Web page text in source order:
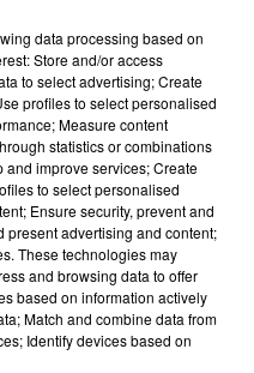
data processing based on
Store and/or access
to select advertising; Create
profiles to select personalised
Measure content
statistics or combinations
and improve services; Create
to select personalised
Ensure security, prevent and
present advertising and content;
These technologies may
and browsing data to offer
based on information actively
Match and combine data from
Identify devices based on